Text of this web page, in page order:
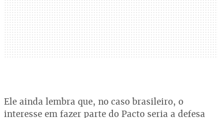
Ele ainda lembra que, no caso brasileiro, o
interesse em fazer parte do Pacto seria a defesa